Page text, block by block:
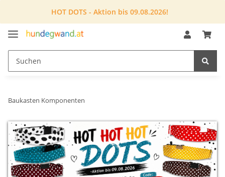
HOT DOTS - Aktion bis 09.08.2026!
Baukasten Komponenten